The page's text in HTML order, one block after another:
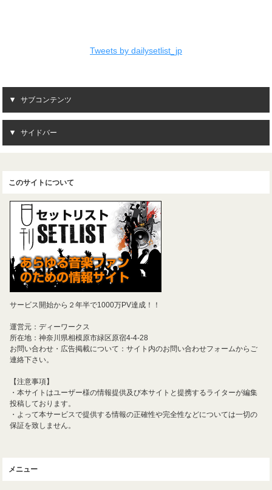
Tweets by dailysetlist_jp
サブコンテンツ
サイドバー
このサイトについて
サービス開始から２年半で1000万PV達成！！
運営元：ディーワークス
所在地：神奈川県相模原市緑区原宿4-4-28
お問い合わせ・広告掲載について：サイト内のお問い合わせフォームからご
連絡下さい。
【注意事項】
・本サイトはユーザー様の情報提供及び本サイトと提携するライターが編集
投稿しております。
・よって本サービスで提供する情報の正確性や完全性などについては一切の
保証を致しません。
メニュー